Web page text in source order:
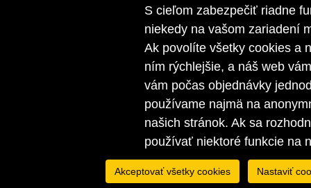
S cieľom zabezpečiť riadne
niekedy na vašom zariadení
Ak povolíte všetky cookies a
ním rýchlejšie, a náš web
vám počas objednávky
používame najmä na
našich stránok. Ak sa
používať niektoré funkcie na
Akceptovať všetky cookies Nastaviť